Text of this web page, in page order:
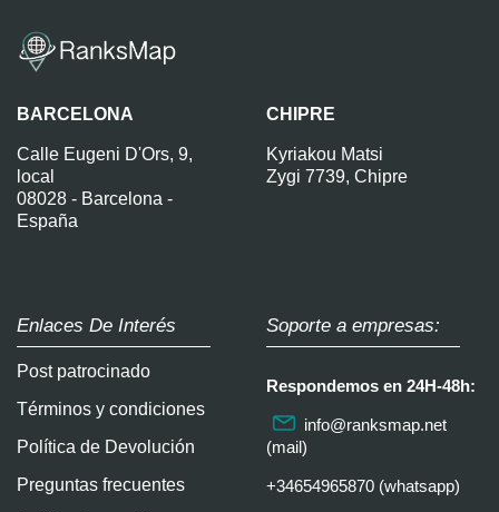
BARCELONA
Calle Eugeni D'Ors, 9,
local
08028 - Barcelona -
España
CHIPRE
Kyriakou Matsi
Zygi 7739, Chipre
Enlaces De Interés
Post patrocinado
Términos y condiciones
Política de Devolución
Preguntas frecuentes
Soporte a empresas:
Respondemos en 24H-48h:
info@ranksmap.net
(mail)
+34654965870 (whatsapp)